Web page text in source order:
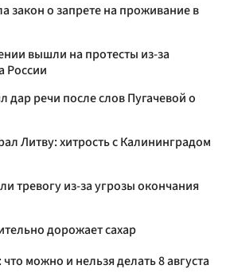
закон о запрете на проживание в
вышли на протесты из-за
России
дар речи после слов Пугачевой о
Литву: хитрость с Калининградом
тревогу из-за угрозы окончания
дорожает сахар
можно и нельзя делать 8 августа